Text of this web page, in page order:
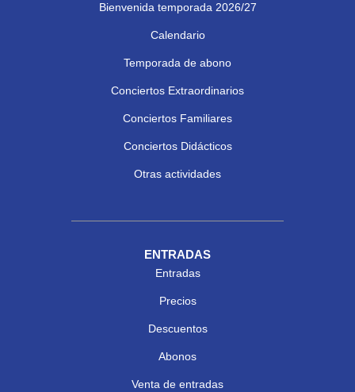
Bienvenida temporada 2026/27
Calendario
Temporada de abono
Conciertos Extraordinarios
Conciertos Familiares
Conciertos Didácticos
Otras actividades
ENTRADAS
Entradas
Precios
Descuentos
Abonos
Venta de entradas